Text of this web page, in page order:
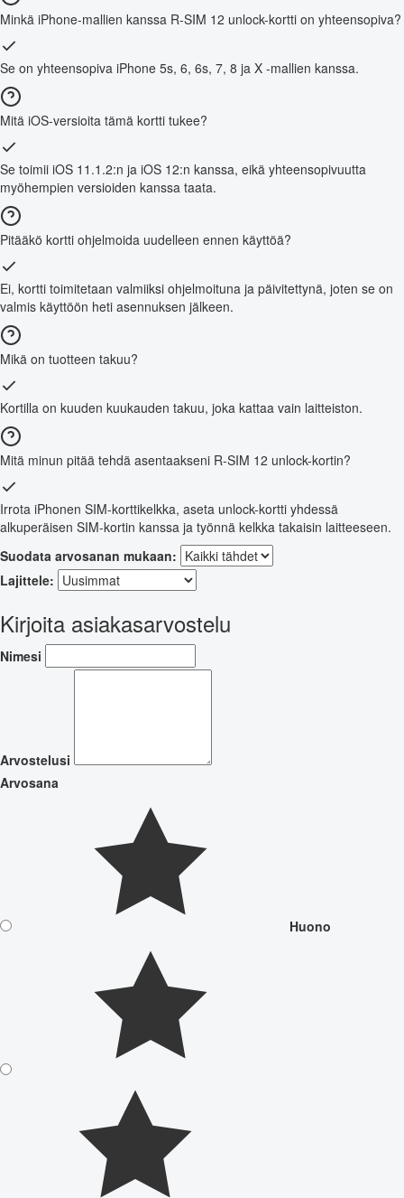
Minkä iPhone-mallien kanssa R-SIM 12 unlock-kortti on yhteensopiva?
Se on yhteensopiva iPhone 5s, 6, 6s, 7, 8 ja X -mallien kanssa.
Mitä iOS-versioita tämä kortti tukee?
Se toimii iOS 11.1.2:n ja iOS 12:n kanssa, eikä yhteensopivuutta
myöhempien versioiden kanssa taata.
Pitääkö kortti ohjelmoida uudelleen ennen käyttöä?
Ei, kortti toimitetaan valmiiksi ohjelmoituna ja päivitettynä, joten se on
valmis käyttöön heti asennuksen jälkeen.
Mikä on tuotteen takuu?
Kortilla on kuuden kuukauden takuu, joka kattaa vain laitteiston.
Mitä minun pitää tehdä asentaakseni R-SIM 12 unlock-kortin?
Irrota iPhonen SIM-korttikelkka, aseta unlock-kortti yhdessä
alkuperäisen SIM-kortin kanssa ja työnnä kelkka takaisin laitteeseen.
Suodata arvosanan mukaan:
Lajittele:
Kirjoita asiakasarvostelu
Nimesi
Arvostelusi
Arvosana
Huono